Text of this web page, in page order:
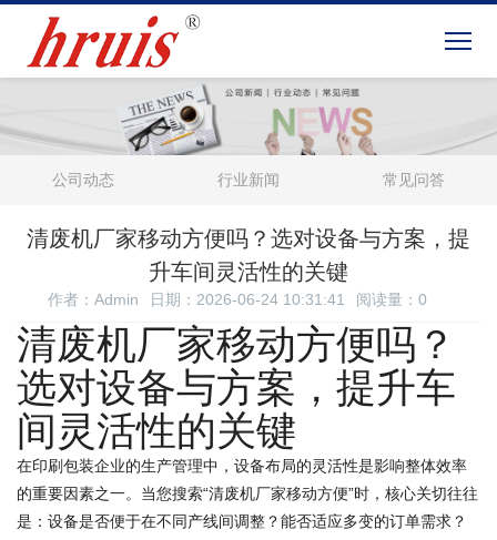
公司动态 行业新闻 常见问答
清废机厂家移动方便吗？选对设备与方案，提
升车间灵活性的关键
作者：Admin 日期：2026-06-24 10:31:41 阅读量： 0
清废机厂家移动方便吗？
选对设备与方案，提升车
间灵活性的关键
在印刷包装企业的生产管理中，设备布局的灵活性是影响整体效率
的重要因素之一。当您搜索“清废机厂家移动方便”时，核心关切往往
是：设备是否便于在不同产线间调整？能否适应多变的订单需求？